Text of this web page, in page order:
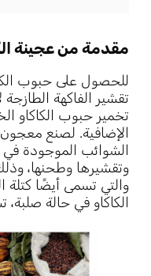
مقدمة من عجينة
للحصول على حبوب
تقشير الفاكهة
تخمير حبوب الكاكاو
الإضافية. لصنع معجون
الشوائب الموجودة في
وتقشيرها وطحنها،
والتي تسمى أيضًا كتلة
الكاكاو في حالة